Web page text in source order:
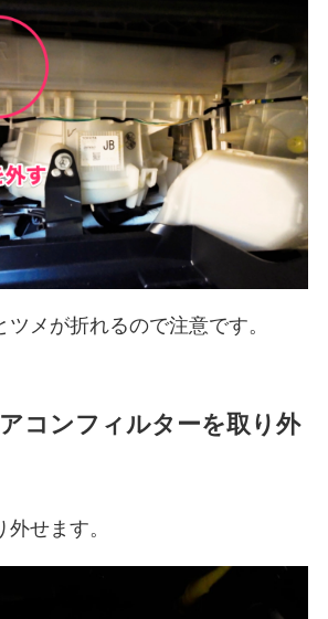
ツメが折れるので注意です。
コンフィルターを取り外
せます。